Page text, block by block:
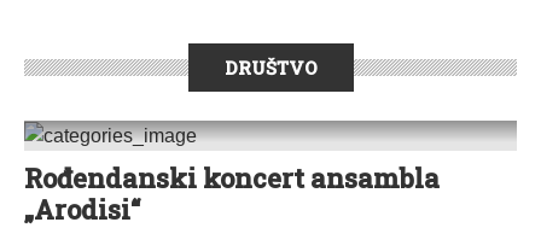
DRUŠTVO
0 KOMENTARA
Rođendanski koncert ansambla
„Arodisi“